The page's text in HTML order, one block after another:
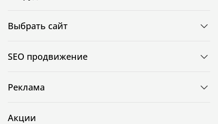
Выбрать сайт
SEO продвижение
Реклама
Акции